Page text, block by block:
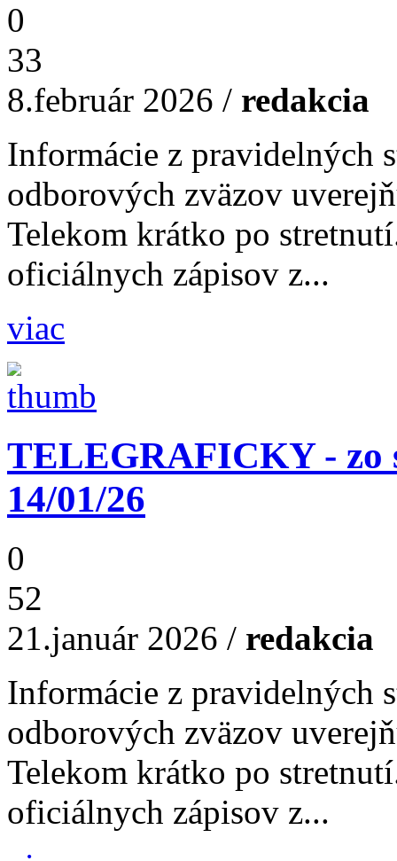
0
33
8.február 2026 / redakcia
Informácie z pravidelných
odborových zväzov
Telekom krátko po
oficiálnych zápisov z...
viac
TELEGRAFICKY - zo
14/01/26
0
52
21.január 2026 / redakcia
Informácie z pravidelných
odborových zväzov
Telekom krátko po
oficiálnych zápisov z...